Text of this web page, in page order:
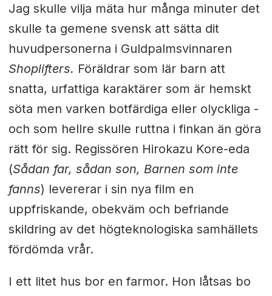
Jag skulle vilja mäta hur många minuter det
skulle ta gemene svensk att sätta dit
huvudpersonerna i Guldpalmsvinnaren
Shoplifters. Föräldrar som lär barn att
snatta, urfattiga karaktärer som är hemskt
söta men varken botfärdiga eller olyckliga -
och som hellre skulle ruttna i finkan än göra
rätt för sig. Regissören Hirokazu Kore-eda
(Sådan far, sådan son, Barnen som inte
fanns) levererar i sin nya film en
uppfriskande, obekväm och befriande
skildring av det högteknologiska samhällets
fördömda vrår.
I ett litet hus bor en farmor. Hon låtsas bo